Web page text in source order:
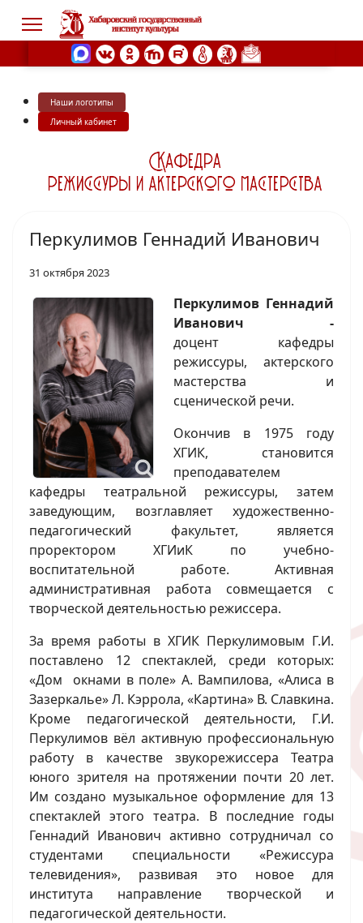
Наши логотипы
Личный кабинет
Перкулимов Геннадий Иванович
31 октября 2023
Перкулимов Геннадий
Иванович -
доцент кафедры
режиссуры, актерского
мастерства и
сценической речи.
Окончив в 1975 году
ХГИК, становится
преподавателем
кафедры театральной режиссуры, затем
заведующим, возглавляет художественно-
педагогический факультет, является
проректором ХГИиК по учебно-
воспитательной работе. Активная
административная работа совмещается с
творческой деятельностью режиссера.
За время работы в ХГИК Перкулимовым Г.И.
поставлено 12 спектаклей, среди которых:
«Дом окнами в поле» А. Вампилова, «Алиса в
Зазеркалье» Л. Кэррола, «Картина» В. Славкина.
Кроме педагогической деятельности, Г.И.
Перкулимов вёл активную профессиональную
работу в качестве звукорежиссера Театра
юного зрителя на протяжении почти 20 лет.
Им создано музыкальное оформление для 13
спектаклей этого театра. В последние годы
Геннадий Иванович активно сотрудничал со
студентами специальности «Режиссура
телевидения», развивая это новое для
института направление творческой и
педагогической деятельности.